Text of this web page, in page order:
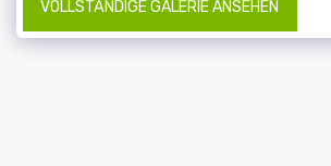
VOLLSTÄNDIGE GALERIE ANSEHEN